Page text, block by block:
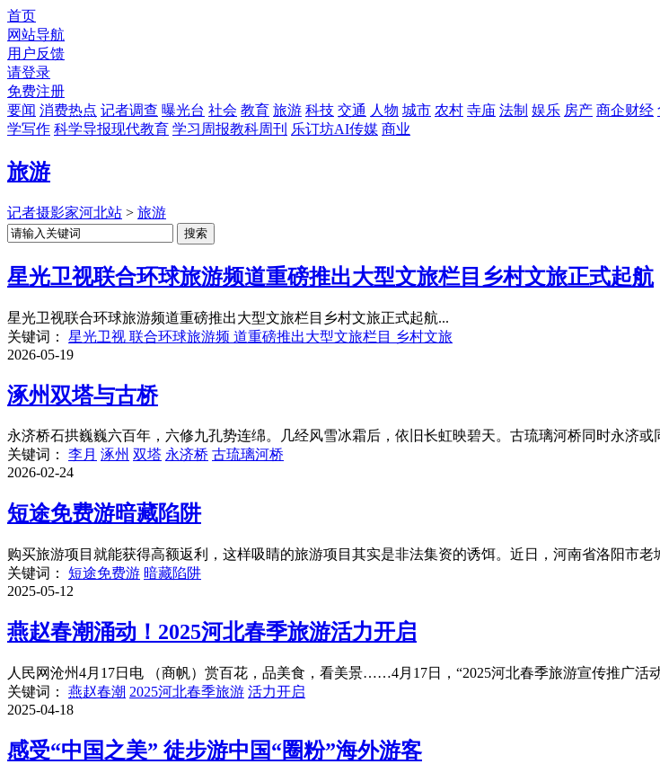
首页
网站导航
用户反馈
请登录
免费注册
要闻 消费热点 记者调查 曝光台 社会 教育 旅游 科技 交通 人物 城市 农村 寺庙 法制 娱乐 房产 商企财经
学写作 科学导报现代教育 学习周报教科周刊 乐订坊AI传媒 商业
旅游
记者摄影家河北站 > 旅游
星光卫视联合环球旅游频道重磅推出大型文旅栏目乡村文旅正式起航
星光卫视联合环球旅游频道重磅推出大型文旅栏目乡村文旅正式起航...
关键词： 星光卫视 联合环球旅游频 道重磅推出大型文旅栏目 乡村文旅
2026-05-19
涿州双塔与古桥
永济桥石拱巍巍六百年，六修九孔势连绵。几经风雪冰霜后，依旧长虹映碧天。古琉璃河桥同时永济
关键词： 李月 涿州 双塔 永济桥 古琉璃河桥
2026-02-24
短途免费游暗藏陷阱
购买旅游项目就能获得高额返利，这样吸睛的旅游项目其实是非法集资的诱饵。近日，河南省洛阳市
关键词： 短途免费游 暗藏陷阱
2025-05-12
燕赵春潮涌动！2025河北春季旅游活力开启
人民网沧州4月17日电 （商帆）赏百花，品美食，看美景……4月17日，“2025河北春季旅游宣传推广活
关键词： 燕赵春潮 2025河北春季旅游 活力开启
2025-04-18
感受“中国之美” 徒步游中国“圈粉”海外游客